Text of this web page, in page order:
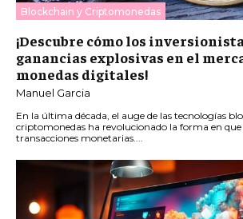
Blockchain y Criptomonedas
¡Descubre cómo los
ganancias explosivas en el
monedas digitales!
Manuel Garcia
En la última década, el auge de las tecnologías
criptomonedas ha revolucionado la forma en que
transacciones monetarias....